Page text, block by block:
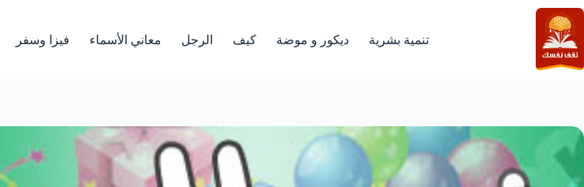
التجاوز
إلى
المحتوى
تنمية بشرية ديكور و موضة كيف الرجل معاني الأسماء فيزا وسفر